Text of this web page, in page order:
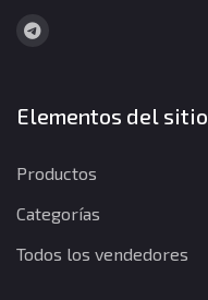
Elementos del sitio
Productos
Categorías
Todos los vendedores